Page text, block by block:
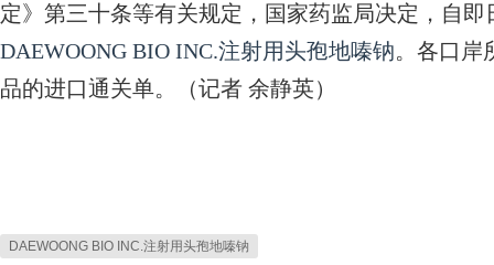
定》第三十条等有关规定，国家药监局决定，自
DAEWOONG BIO INC.注射用头孢地嗪钠。各口岸
品的进口通关单。（记者 余静英）
DAEWOONG BIO INC.注射用头孢地嗪钠